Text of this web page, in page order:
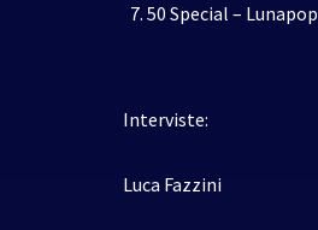
⁠⁠50 Special – Lunapop
Interviste:
Luca Fazzini